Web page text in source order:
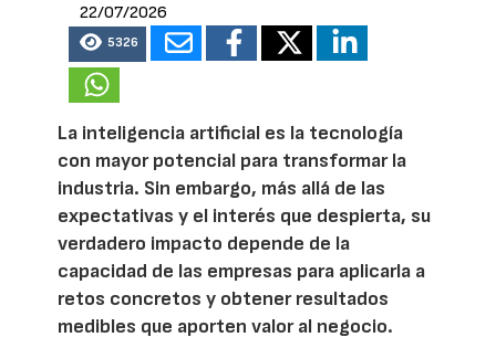
22/07/2026
5326
La inteligencia artificial es la tecnología
con mayor potencial para transformar la
industria. Sin embargo, más allá de las
expectativas y el interés que despierta, su
verdadero impacto depende de la
capacidad de las empresas para aplicarla a
retos concretos y obtener resultados
medibles que aporten valor al negocio.